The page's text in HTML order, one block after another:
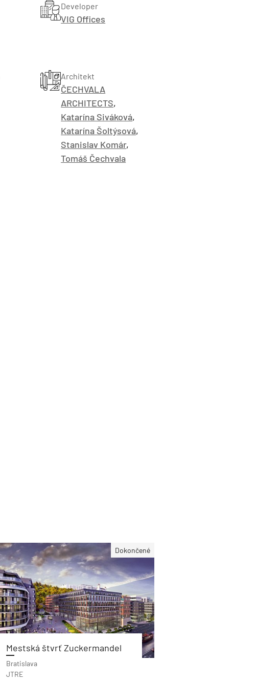
Developer
VIG Offices
Architekt
ČECHVALA
ARCHITECTS,
Katarína Siváková,
Katarína Šoltýsová,
Stanislav Komár,
Tomáš Čechvala
Dokončené
Mestská štvrť Zuckermandel
Bratislava
JTRE